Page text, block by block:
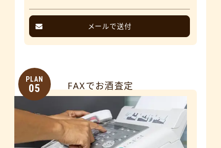
メールで送付
PLAN
05 FAXでお酒査定